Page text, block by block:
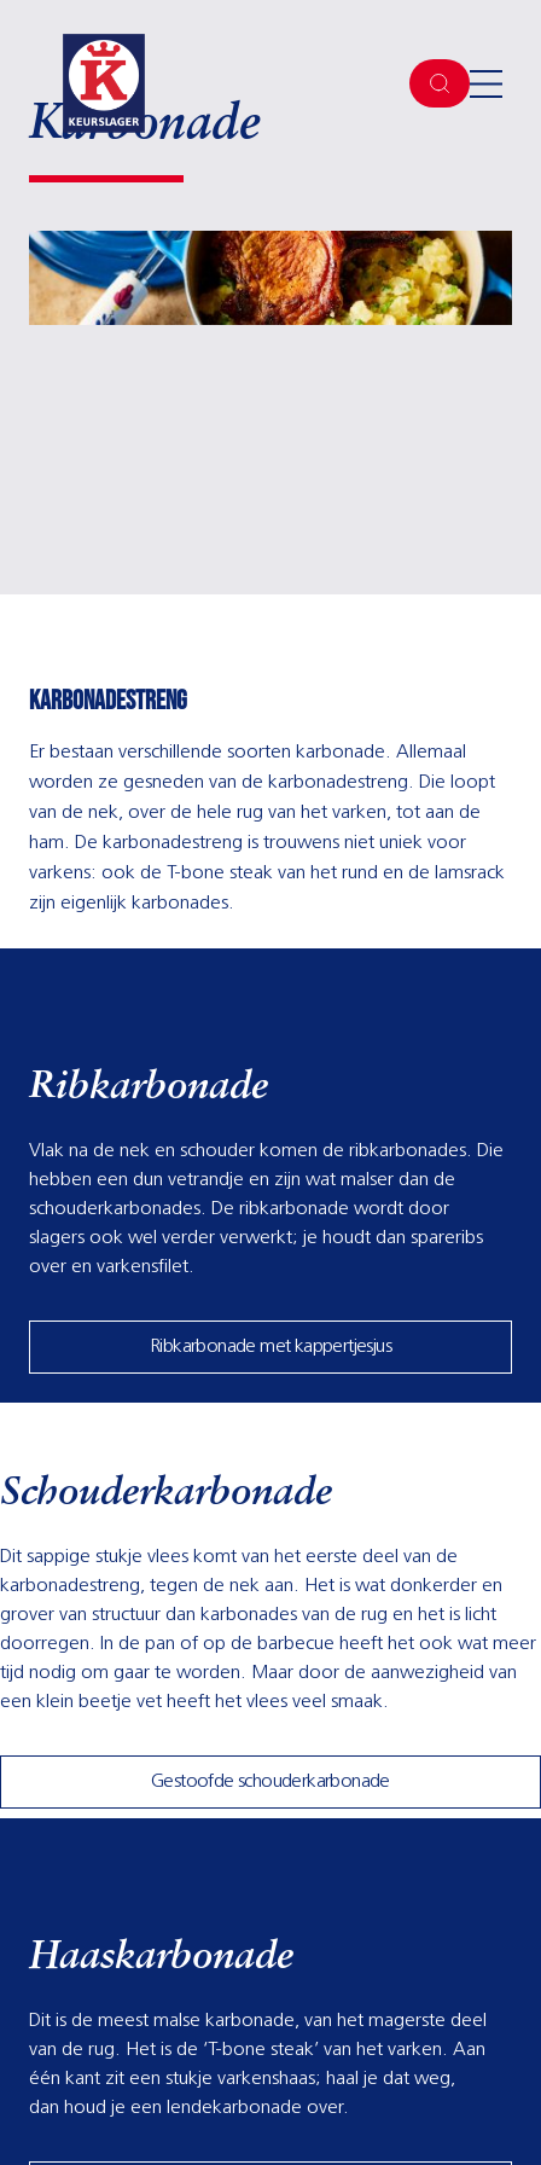
Karbonade
Karbonadestreng
Er bestaan verschillende soorten karbonade. Allemaal
worden ze gesneden van de karbonadestreng. Die loopt
van de nek, over de hele rug van het varken, tot aan de
ham. De karbonadestreng is trouwens niet uniek voor
varkens: ook de T-bone steak van het rund en de lamsrack
zijn eigenlijk karbonades.
Ribkarbonade
Vlak na de nek en schouder komen de ribkarbonades. Die
hebben een dun vetrandje en zijn wat malser dan de
schouderkarbonades. De ribkarbonade wordt door
slagers ook wel verder verwerkt; je houdt dan spareribs
over en varkensfilet.
Ribkarbonade met kappertjesjus
Schouderkarbonade
Dit sappige stukje vlees komt van het eerste deel van de
karbonadestreng, tegen de nek aan. Het is wat donkerder en
grover van structuur dan karbonades van de rug en het is licht
doorregen. In de pan of op de barbecue heeft het ook wat meer
tijd nodig om gaar te worden. Maar door de aanwezigheid van
een klein beetje vet heeft het vlees veel smaak.
Gestoofde schouderkarbonade
Haaskarbonade
Dit is de meest malse karbonade, van het magerste deel
van de rug. Het is de ‘T-bone steak’ van het varken. Aan
één kant zit een stukje varkenshaas; haal je dat weg,
dan houd je een lendekarbonade over.